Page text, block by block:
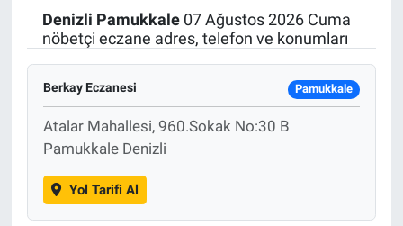
Denizli Pamukkale07 Ağustos 2026 Cuma
nöbetçi eczane adres, telefon ve konumları
Berkay Eczanesi Pamukkale
Atalar Mahallesi, 960.Sokak No:30 B
Pamukkale Denizli
Yol Tarifi Al
Politika
Bilecik
Kütahya
Genel